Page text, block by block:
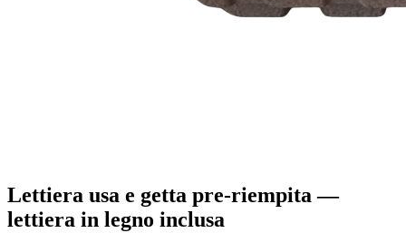
Lettiera usa e getta pre-riempita —
lettiera in legno inclusa